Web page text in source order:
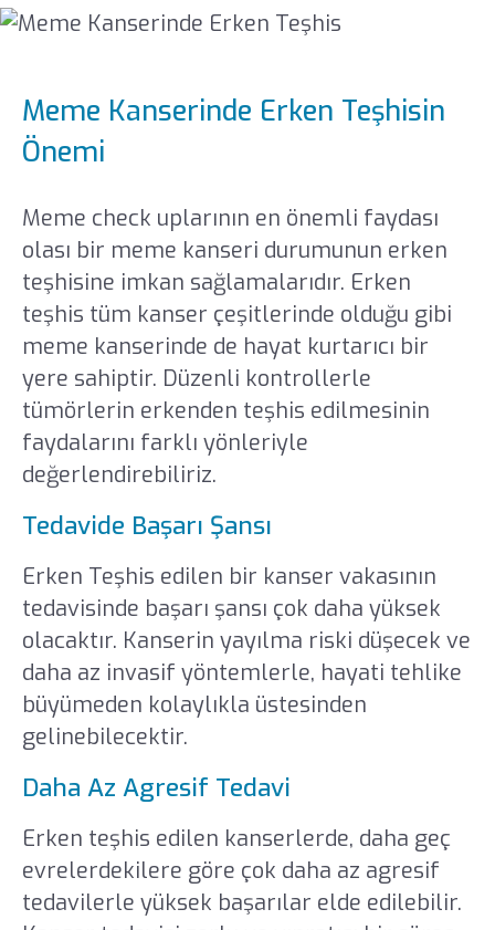
Meme Kanserinde Erken Teşhisin
Önemi
Meme check uplarının en önemli faydası
olası bir meme kanseri durumunun erken
teşhisine imkan sağlamalarıdır. Erken
teşhis tüm kanser çeşitlerinde olduğu gibi
meme kanserinde de hayat kurtarıcı bir
yere sahiptir. Düzenli kontrollerle
tümörlerin erkenden teşhis edilmesinin
faydalarını farklı yönleriyle
değerlendirebiliriz.
Tedavide Başarı Şansı
Erken Teşhis edilen bir kanser vakasının
tedavisinde başarı şansı çok daha yüksek
olacaktır. Kanserin yayılma riski düşecek ve
daha az invasif yöntemlerle, hayati tehlike
büyümeden kolaylıkla üstesinden
gelinebilecektir.
Daha Az Agresif Tedavi
Erken teşhis edilen kanserlerde, daha geç
evrelerdekilere göre çok daha az agresif
tedavilerle yüksek başarılar elde edilebilir.